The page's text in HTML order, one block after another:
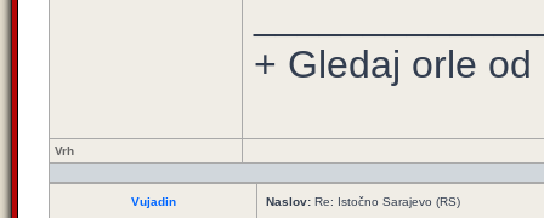
+ Gledaj orle
Vrh
Vujadin Naslov: Re: Istočno Sarajevo (RS)